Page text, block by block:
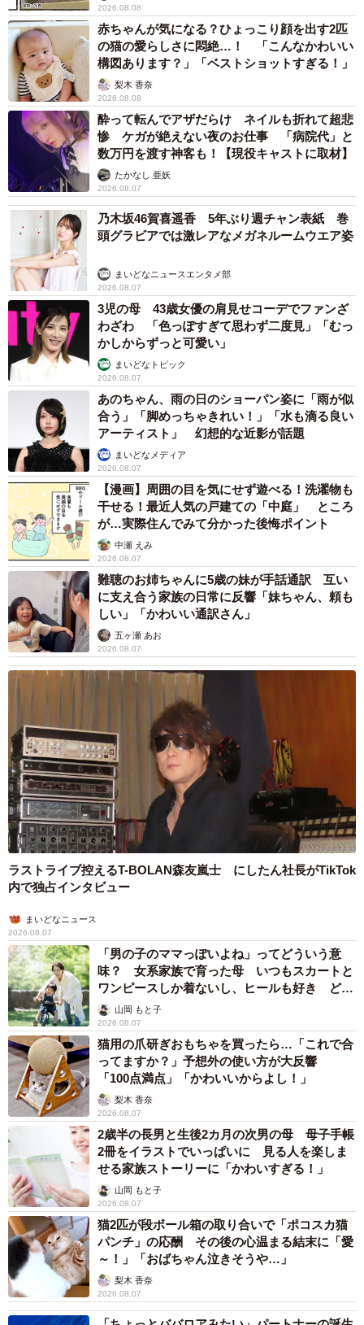
2026.08.08
赤ちゃんが気になる？ひょっこり顔を出す2匹
の猫の愛らしさに悶絶…！ 「こんなかわいい
構図あります？」「ベストショットすぎる！」
梨木 香奈
2026.08.08
酔って転んでアザだらけ ネイルも折れて超悲
惨 ケガが絶えない夜のお仕事 「病院代」と
数万円を渡す神客も！【現役キャストに取材】
たかなし 亜妖
2026.08.07
乃木坂46賀喜遥香 5年ぶり週チャン表紙 巻
頭グラビアでは激レアなメガネルームウエア姿
まいどなニュースエンタメ部
2026.08.07
3児の母 43歳女優の肩見せコーデでファンざ
わざわ 「色っぽすぎて思わず二度見」「むっ
かしからずっと可愛い」
まいどなトピック
2026.08.07
あのちゃん、雨の日のショーパン姿に「雨が似
合う」「脚めっちゃきれい！」「水も滴る良い
アーティスト」 幻想的な近影が話題
まいどなメディア
2026.08.07
【漫画】周囲の目を気にせず遊べる！洗濯物も
干せる！最近人気の戸建ての「中庭」 ところ
が…実際住んでみて分かった後悔ポイント
中瀬 えみ
2026.08.07
難聴のお姉ちゃんに5歳の妹が手話通訳 互い
に支え合う家族の日常に反響「妹ちゃん、頼も
しい」「かわいい通訳さん」
五ヶ瀬 あお
2026.08.07
ラストライブ控えるT-BOLAN森友嵐士 にしたん社長がTikTok
内で独占インタビュー
まいどなニュース
2026.08.07
「男の子のママっぽいよね」ってどういう意
味？ 女系家族で育った母 いつもスカートと
ワンピースしか着ないし、ヒールも好き どの
へんが…
山岡 もと子
2026.08.07
猫用の爪研ぎおもちゃを買ったら…「これで合
ってますか？」予想外の使い方が大反響
「100点満点」「かわいいからよし！」
梨木 香奈
2026.08.07
2歳半の長男と生後2カ月の次男の母 母子手帳
2冊をイラストでいっぱいに 見る人を楽しま
せる家族ストーリーに「かわいすぎる！」
山岡 もと子
2026.08.07
猫2匹が段ボール箱の取り合いで「ポコスカ猫
パンチ」の応酬 その後の心温まる結末に「愛
～！」「おばちゃん泣きそうや…」
梨木 香奈
2026.08.07